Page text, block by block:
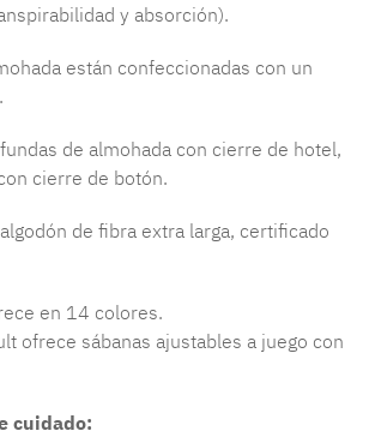
y absorción).
están confeccionadas con un
fundas de almohada con cierre de hotel,
cierre de botón.
de fibra extra larga, certificado
en 14 colores.
ofrece sábanas ajustables a juego con
cuidado: